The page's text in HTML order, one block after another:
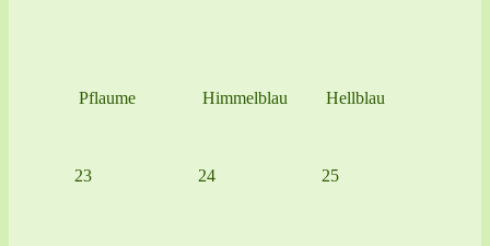
Pflaume Himmelblau Hellblau
23 24 25